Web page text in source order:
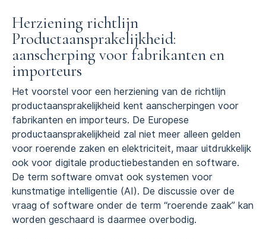
Herziening richtlijn
Productaansprakelijkheid:
aanscherping voor fabrikanten en
importeurs
Het voorstel voor een herziening van de richtlijn
productaansprakelijkheid kent aanscherpingen voor
fabrikanten en importeurs. De Europese
productaansprakelijkheid zal niet meer alleen gelden
voor roerende zaken en elektriciteit, maar uitdrukkelijk
ook voor digitale productiebestanden en software.
De term software omvat ook systemen voor
kunstmatige intelligentie (AI). De discussie over de
vraag of software onder de term “roerende zaak” kan
worden geschaard is daarmee overbodig.